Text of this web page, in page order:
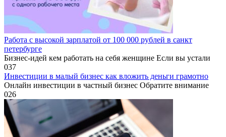
Работа с высокой зарплатой от 100 000 рублей в санкт
петербурге
Бизнес-идей кем работать на себя женщине Если вы устали
037
Инвестиции в малый бизнес как вложить деньги грамотно
Онлайн инвестиции в частный бизнес Обратите внимание
026